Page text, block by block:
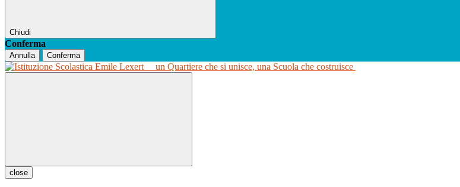
Chiudi
Conferma
Annulla Conferma
un Quartiere che si unisce, una Scuola che costruisce
close